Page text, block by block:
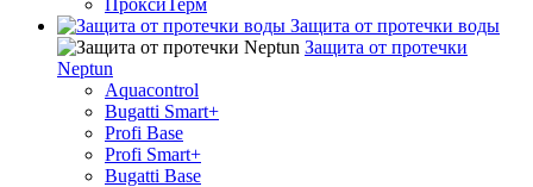
ПроксиТерм
Защита от протечки воды
Защита от протечки
Neptun
Aquacontrol
Bugatti Smart+
Profi Base
Profi Smart+
Bugatti Base